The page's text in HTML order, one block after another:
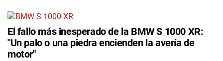
El fallo más inesperado de la BMW S 1000 XR:
"Un palo o una piedra encienden la avería de
motor"